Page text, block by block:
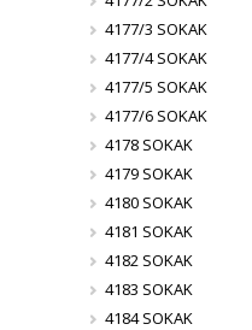
4177/3 SOKAK
4177/4 SOKAK
4177/5 SOKAK
4177/6 SOKAK
4178 SOKAK
4179 SOKAK
4180 SOKAK
4181 SOKAK
4182 SOKAK
4183 SOKAK
4184 SOKAK